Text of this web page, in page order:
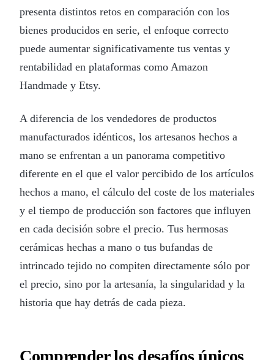
presenta distintos retos en comparación con los
bienes producidos en serie, el enfoque correcto
puede aumentar significativamente tus ventas y
rentabilidad en plataformas como Amazon
Handmade y Etsy.
A diferencia de los vendedores de productos
manufacturados idénticos, los artesanos hechos a
mano se enfrentan a un panorama competitivo
diferente en el que el valor percibido de los artículos
hechos a mano, el cálculo del coste de los materiales
y el tiempo de producción son factores que influyen
en cada decisión sobre el precio. Tus hermosas
cerámicas hechas a mano o tus bufandas de
intrincado tejido no compiten directamente sólo por
el precio, sino por la artesanía, la singularidad y la
historia que hay detrás de cada pieza.
Comprender los desafíos únicos